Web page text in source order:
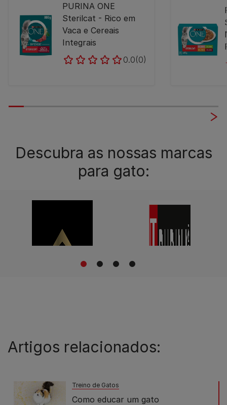
PURINA ONE
Sterilcat - Rico em
Vaca e Cereais
Integrais
0.0(0)
Descubra as nossas marcas
para gato:
1 2 3 4
Artigos relacionados:
Treino de Gatos
Como educar um gato